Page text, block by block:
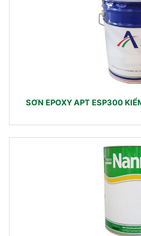
SƠN EPOXY APT ESP300